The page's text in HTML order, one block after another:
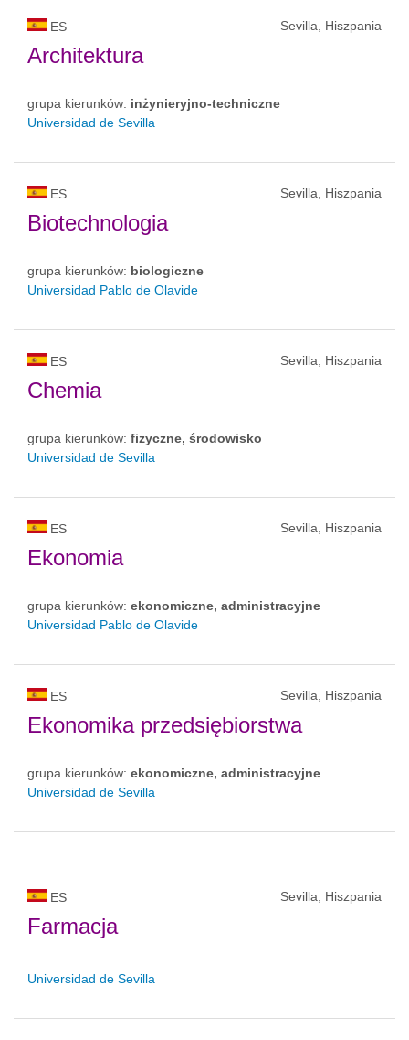
ES Sevilla, Hiszpania
Architektura
grupa kierunków: inżynieryjno-techniczne
Universidad de Sevilla
ES Sevilla, Hiszpania
Biotechnologia
grupa kierunków: biologiczne
Universidad Pablo de Olavide
ES Sevilla, Hiszpania
Chemia
grupa kierunków: fizyczne, środowisko
Universidad de Sevilla
ES Sevilla, Hiszpania
Ekonomia
grupa kierunków: ekonomiczne, administracyjne
Universidad Pablo de Olavide
ES Sevilla, Hiszpania
Ekonomika przedsiębiorstwa
grupa kierunków: ekonomiczne, administracyjne
Universidad de Sevilla
ES Sevilla, Hiszpania
Farmacja
Universidad de Sevilla